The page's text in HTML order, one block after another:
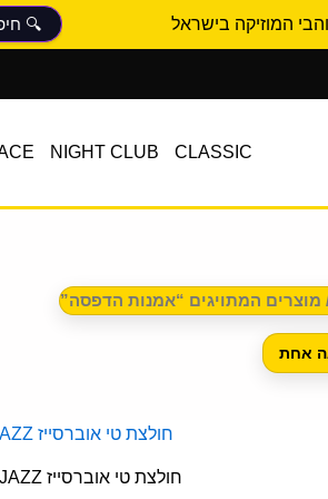
המוזיקה בישראל
CLASSIC
NIGHT CLUB
מוצרים המתויגים “אמנות הדפסה”
אחת
חולצת טי אוברסייז JAZZ
המחיר
היה:
300.00 ₪.
הוא:
₪.